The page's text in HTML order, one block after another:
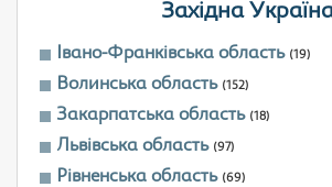
Західна
Івано-Франківська область (19)
Волинська область (152)
Закарпатська область (18)
Львівська область (97)
Рівненська область (69)